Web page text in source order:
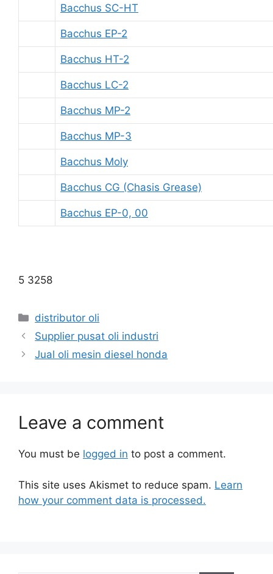
Bacchus SC-HT
Bacchus EP-2
Bacchus HT-2
Bacchus LC-2
Bacchus MP-2
Bacchus MP-3
Bacchus Moly
Bacchus CG (Chasis Grease)
Bacchus EP-0, 00
5 3258
distributor oli
Supplier pusat oli industri
Jual oli mesin diesel honda
Leave a comment
You must be logged in to post a comment.
This site uses Akismet to reduce spam. Learn
how your comment data is processed.